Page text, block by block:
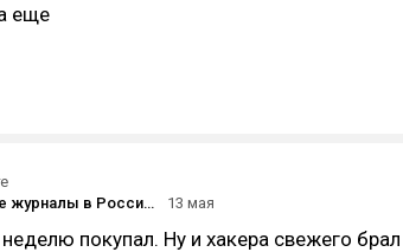
еще
Популярные журналы в России 90-х и нулевых
13 мая
покупал. Ну и хакера свежего брал